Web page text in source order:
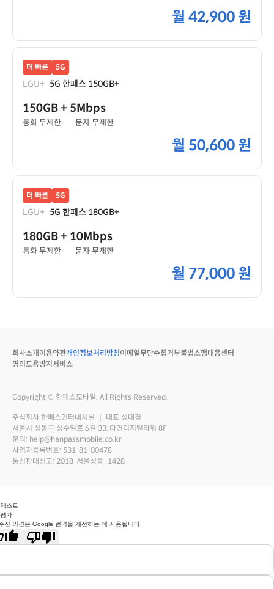
월 42,900 원
더 빠른 5G
LGU+ 5G 한패스 150GB+
150GB+ 5Mbps
통화 무제한 문자 무제한
월 50,600 원
더 빠른 5G
LGU+ 5G 한패스 180GB+
180GB+ 10Mbps
통화 무제한 문자 무제한
월 77,000 원
회사소개 이용약관개인정보처리방침이메일무단수집거부불법스팸대응센터
명의도용방지서비스
Copyright © 한패스모바일. All Rights Reserved.
주식회사 한패스인터내셔널 ｜ 대표 성대경
서울시 성동구 성수일로 6길 33, 아연디지털타워 8F
문의: help@hanpassmobile.co.kr
사업자등록번호: 531-81-00478
통신판매신고: 2018-서울성동_1428
스트
가
신 의견은 Google 번역을 개선하는 데 사용됩니다.